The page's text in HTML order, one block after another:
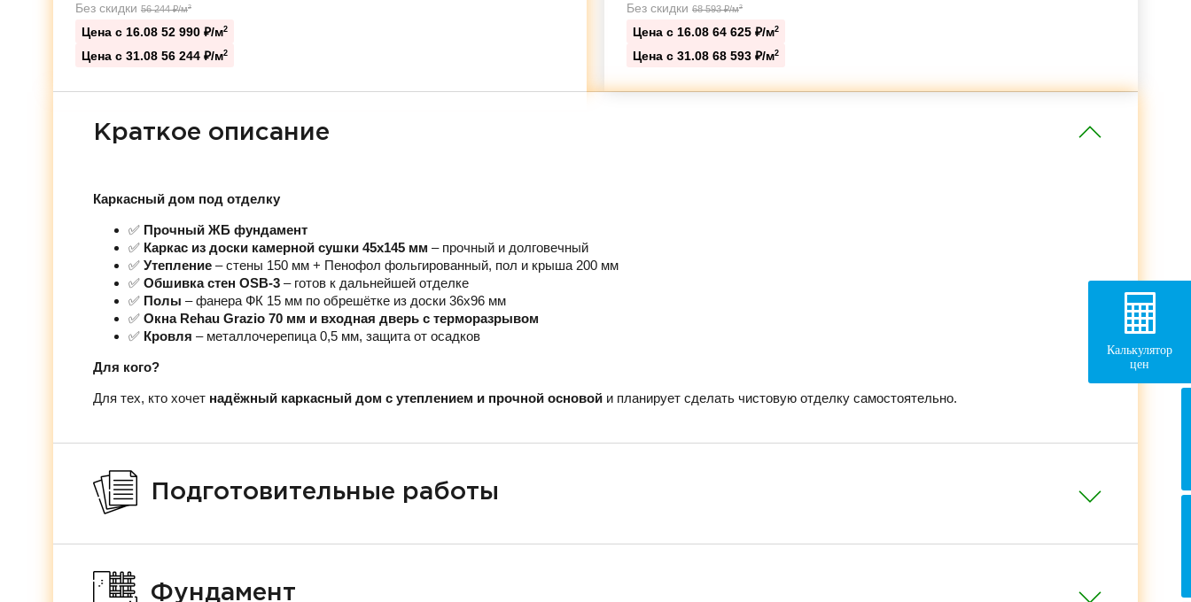
Без скидки 56 244₽/м2
Цена с 16.08 52 990 ₽/м2
Цена с 31.08 56 244 ₽/м2
Без скидки 68 593₽/м2
Цена с 16.08 64 625 ₽/м2
Цена с 31.08 68 593 ₽/м2
Краткое описание
Каркасный дом под отделку
✅ Прочный ЖБ фундамент
✅ Каркас из доски камерной сушки 45х145 мм – прочный и долговечный
✅ Утепление – стены 150 мм + Пенофол фольгированный, пол и крыша 200 мм
✅ Обшивка стен OSB-3 – готов к дальнейшей отделке
✅ Полы – фанера ФК 15 мм по обрешётке из доски 36х96 мм
✅ Окна Rehau Grazio 70 мм и входная дверь с терморазрывом
✅ Кровля – металлочерепица 0,5 мм, защита от осадков
Для кого?
Для тех, кто хочет надёжный каркасный дом с утеплением и прочной основой и планирует сделать чистовую отделку самостоятельно.
Подготовительные работы
Фундамент
Калькулятор
цен